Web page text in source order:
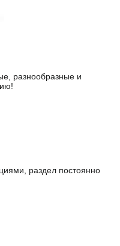
разнообразные и
раздел постоянно